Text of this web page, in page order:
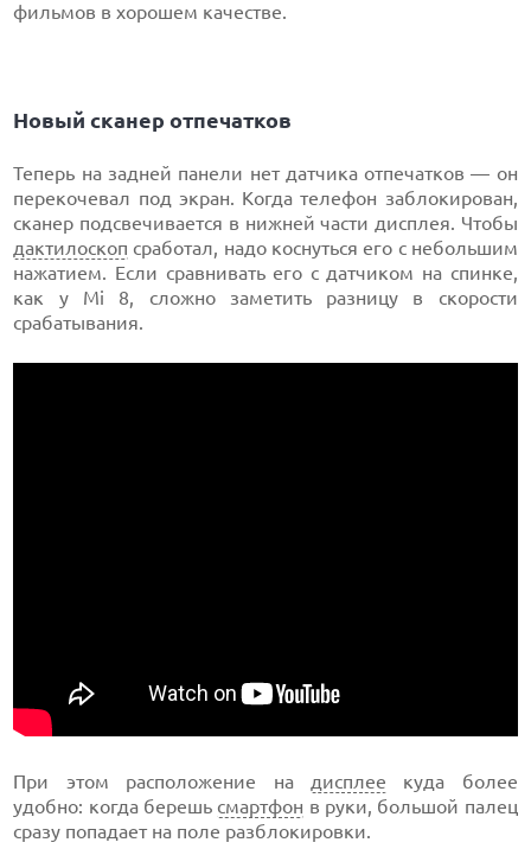
фильмов в хорошем качестве.
Новый сканер отпечатков
Теперь на задней панели нет датчика отпечатков — он
перекочевал под экран. Когда телефон заблокирован,
сканер подсвечивается в нижней части дисплея. Чтобы
дактилоскоп сработал, надо коснуться его с небольшим
нажатием. Если сравнивать его с датчиком на спинке,
как у Mi 8, сложно заметить разницу в скорости
срабатывания.
При этом расположение на дисплее куда более
удобно: когда берешь смартфон в руки, большой палец
сразу попадает на поле разблокировки.